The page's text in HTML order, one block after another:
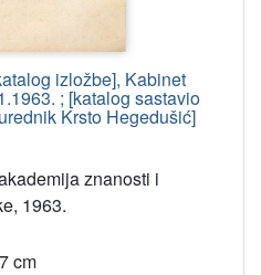
izložbe], Kabinet
; [katalog sastavio
Krsto Hegedušić]
znanosti i
1963.
cm